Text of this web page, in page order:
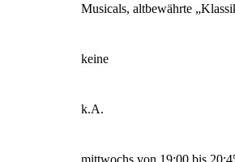
Musicals, altbewährte
keine
k.A.
mittwochs von 19:00 bis